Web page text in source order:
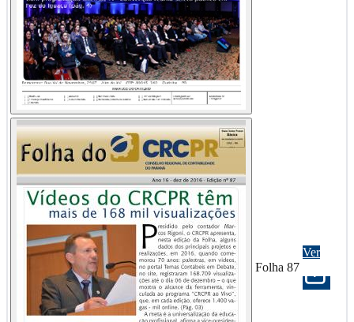
Folha 87
Ver